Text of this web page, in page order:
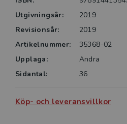
Utgivningsår:
2019
Revisionsår:
2019
Artikelnummer:
35368-02
Upplaga:
Andra
Sidantal:
36
Köp- och leveransvillkor